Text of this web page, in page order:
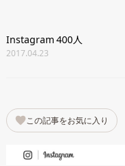
Instagram 400人
2017.04.23
この記事をお気に入り